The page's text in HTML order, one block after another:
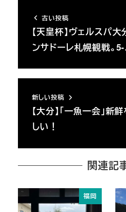
古い投稿
【天皇杯】ヴェルスパ
ンサドーレ札幌観戦。
新しい投稿
【大分】「一魚一会」新
しい！
関連記
福岡